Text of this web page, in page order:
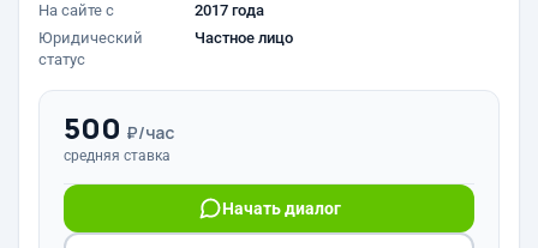
На сайте с
2017 года
Юридический
статус
Частное лицо
500 ₽/час
средняя ставка
Начать диалог